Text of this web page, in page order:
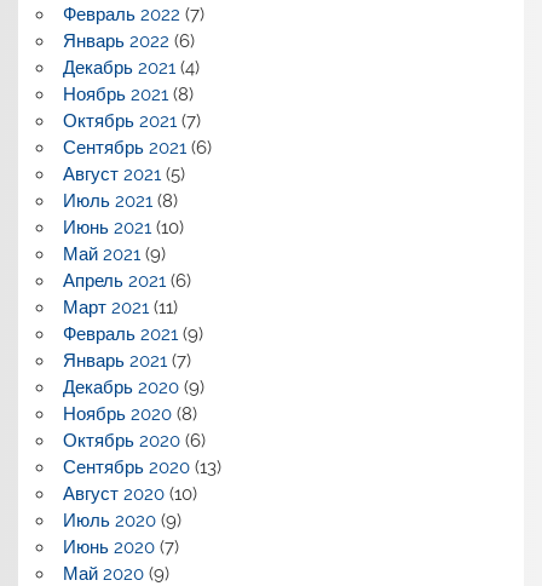
Февраль 2022 (7)
Январь 2022 (6)
Декабрь 2021(4)
Ноябрь 2021(8)
Октябрь 2021(7)
Сентябрь 2021(6)
Август 2021(5)
Июль 2021(8)
Июнь 2021(10)
Май 2021(9)
Апрель 2021(6)
Март 2021(11)
Февраль 2021(9)
Январь 2021(7)
Декабрь 2020(9)
Ноябрь 2020(8)
Октябрь 2020(6)
Сентябрь 2020(13)
Август 2020(10)
Июль 2020(9)
Июнь 2020(7)
Май 2020(9)